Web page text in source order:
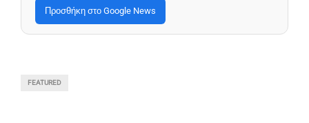
Προσθήκη στο Google News
FEATURED